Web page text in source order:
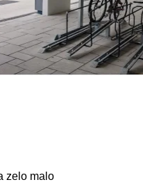
zelo malo